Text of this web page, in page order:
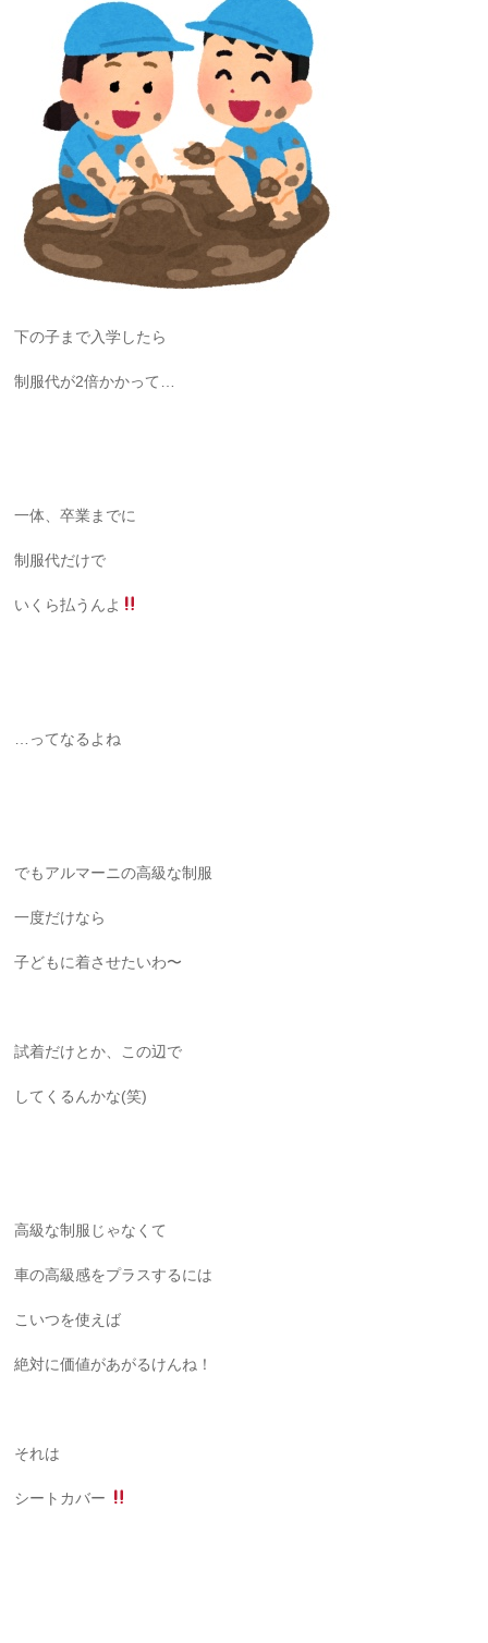
下の子まで入学したら
制服代が2倍かかって…
一体、卒業までに
制服代だけで
いくら払うんよ
…ってなるよね
でもアルマーニの高級な制服
一度だけなら
子どもに着させたいわ〜
試着だけとか、この辺で
してくるんかな(笑)
高級な制服じゃなくて
車の高級感をプラスするには
こいつを使えば
絶対に価値があがるけんね！
それは
シートカバー